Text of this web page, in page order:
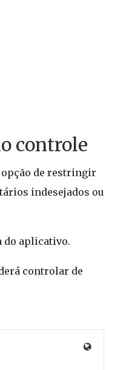
controle
opção de restringir
indesejados ou
do aplicativo.
controlar de